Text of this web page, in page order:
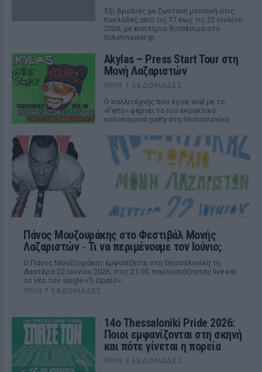
Έξι βραδιές με ζωντανή μουσική στις
Κυκλάδες από τις 17 έως τις 22 Ιουλίου
2026, με εισιτήρια διαθέσιμα στο
ticketmaster.gr.
Akylas – Press Start Tour στη
Μονή Λαζαριστών
ΠΡΙΝ 7 ΕΒΔΟΜΆΔΕΣ
Ο καλλιτέχνης που έγινε viral με το
«Ferto» φέρνει το πιο εκρηκτικό
καλοκαιρινό party στη Θεσσαλονίκη
Πάνος Μουζουράκης στο Φεστιβάλ Μονής
Λαζαριστών ‑ Τι να περιμένουμε τον Ιούνιο;
Ο Πάνος Μουζουράκης εμφανίζεται στη Θεσσαλονίκη τη
Δευτέρα 22 Ιουνίου 2026, στις 21:05, παρουσιάζοντας live και
το νέο του single «Τι Ωραίο».
ΠΡΙΝ 7 ΕΒΔΟΜΆΔΕΣ
14ο Thessaloniki Pride 2026:
Ποιοι εμφανίζονται στη σκηνή
και πότε γίνεται η πορεία
ΠΡΙΝ 8 ΕΒΔΟΜΆΔΕΣ